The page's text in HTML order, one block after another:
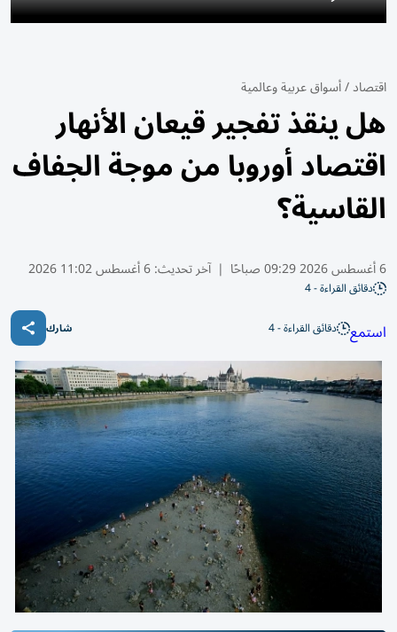
اقتصاد/أسواق عربية وعالمية
هل ينقذ تفجير قيعان الأنهار
اقتصاد أوروبا من موجة الجفاف
القاسية؟
6 أغسطس 2026 09:29 صباحًا | آخر تحديث:6 أغسطس 11:02 2026
دقائق القراءة - 4
استمع دقائق القراءة - 4 شارك